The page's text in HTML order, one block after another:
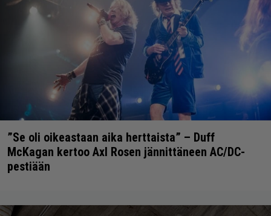
”Se oli oikeastaan aika herttaista” – Duff
McKagan kertoo Axl Rosen jännittäneen AC/DC-
pestiään